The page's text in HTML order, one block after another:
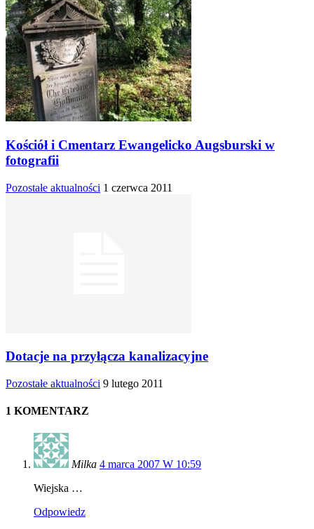
Kościół i Cmentarz Ewangelicko Augsburski w
fotografii
Pozostałe aktualności 1 czerwca 2011
Dotacje na przyłącza kanalizacyjne
Pozostałe aktualności 9 lutego 2011
1 KOMENTARZ
Milka 4 marca 2007 W 10:59
Wiejska …
Odpowiedz